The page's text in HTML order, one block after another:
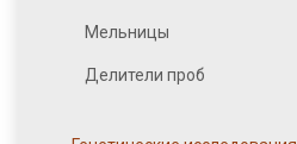
Мельницы
Делители проб